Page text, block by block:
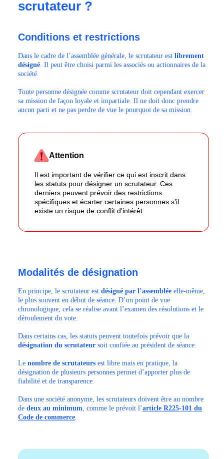
scrutateur ?
Conditions et restrictions
Dans le cadre de l’assemblée générale, le scrutateur est librement
désigné. Il peut être choisi parmi les associés ou actionnaires de la
société.
Toute personne désignée comme scrutateur doit cependant exercer
sa mission de façon loyale et impartiale. Il ne doit donc prendre
aucun parti et ne pas perdre de vue le pourquoi de sa mission.
Attention
Il est important de vérifier ce qui est inscrit dans
les statuts pour désigner un scrutateur. Ces
derniers peuvent prévoir des restrictions
spécifiques et écarter certaines personnes s’il
existe un risque de conflit d'intérêt.
Modalités de désignation
En principe, le scrutateur est désigné par l’assemblée elle-même,
le plus souvent en début de séance. D’un point de vue
chronologique, cela se réalise avant l’examen des résolutions et le
déroulement du vote.
Dans certains cas, les statuts peuvent toutefois prévoir que la
désignation du scrutateur soit confiée au président de séance.
Le nombre de scrutateurs est libre mais en pratique, la
désignation de plusieurs personnes permet d’apporter plus de
fiabilité et de transparence.
Dans une société anonyme, les scrutateurs doivent être au nombre
de deux au minimum, comme le prévoit l’article R225-101 du
Code de commerce.